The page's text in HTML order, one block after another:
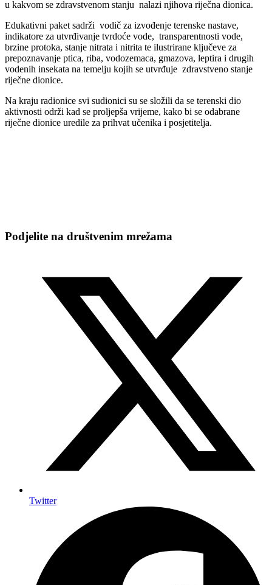
u kakvom se zdravstvenom stanju nalazi njihova riječna dionica.
Edukativni paket sadrži vodič za izvođenje terenske nastave,
indikatore za utvrđivanje tvrdoće vode, transparentnosti vode,
brzine protoka, stanje nitrata i nitrita te ilustrirane ključeve za
prepoznavanje ptica, riba, vodozemaca, gmazova, leptira i drugih
vodenih insekata na temelju kojih se utvrđuje zdravstveno stanje
riječne dionice.
Na kraju radionice svi sudionici su se složili da se terenski dio
aktivnosti održi kad se proljepša vrijeme, kako bi se odabrane
riječne dionice uredile za prihvat učenika i posjetitelja.
Podjelite na društvenim mrežama
Twitter